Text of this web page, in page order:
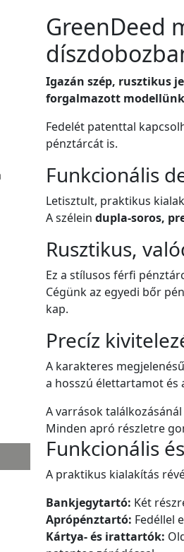
GreenDeed
Igazán szép, rusztikus
forgalmazott
Fedelét patenttal
pénztárcát is.
Funkcionális
Letisztult, praktikus
A szélein dupla-soros,
Rusztikus,
Ez a stílusos férfi
Cégünk az egyedi bőr
kap.
Precíz
A karakteres
a hosszú élettartamot és
A varrások találkozásánál
Minden apró részletre
Funkcionális
A praktikus kialakítás
Bankjegytartó: Két
Aprópénztartó: Fedéllel
Kártya- és irattartók: